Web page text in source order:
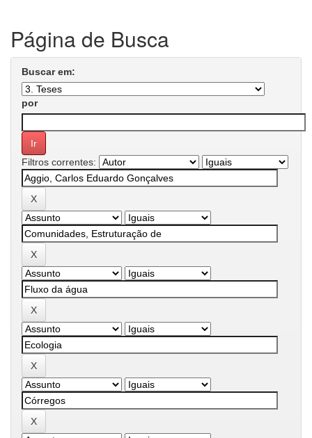
Página de Busca
Buscar em:
por
Filtros correntes: